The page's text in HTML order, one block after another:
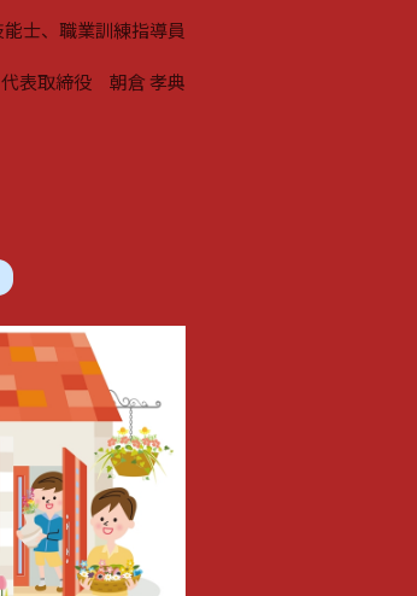
士、職業訓練指導員
表取締役 朝倉 孝典